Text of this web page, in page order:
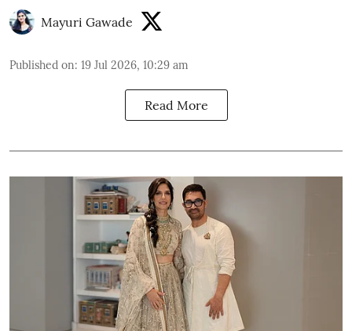
Mayuri Gawade
Published on: 19 Jul 2026, 10:29 am
Read More